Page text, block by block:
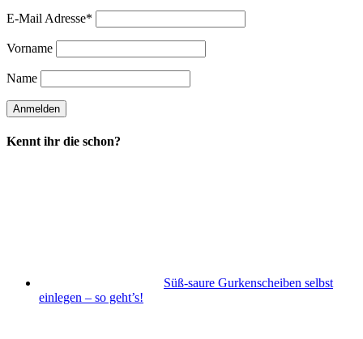
E-Mail Adresse*
Vorname
Name
Kennt ihr die schon?
Süß-saure Gurkenscheiben selbst
einlegen – so geht’s!